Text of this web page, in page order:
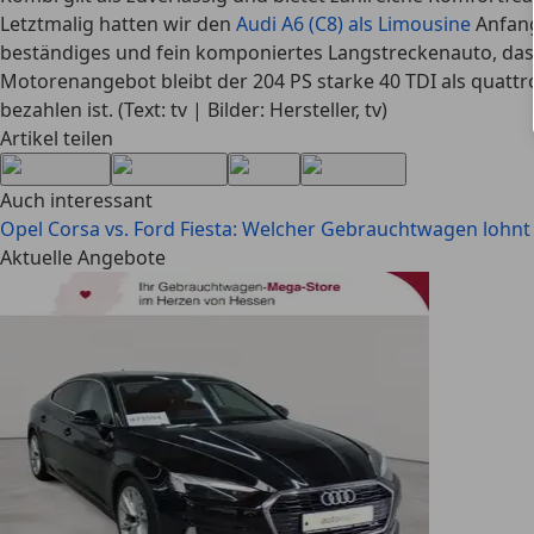
Letztmalig hatten wir den Audi A6 (C8) als Limousine
beständiges und fein komponiertes Langstreckenauto,
Motorenangebot bleibt der 204 PS starke 40 TDI als
bezahlen ist. (Text: tv | Bilder: Hersteller, tv)
Artikel teilen
Auch interessant
Opel Corsa vs. Ford Fiesta: Welcher Gebrauchtwagen
Aktuelle Angebote